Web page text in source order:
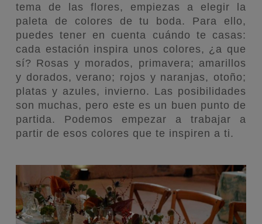
tema de las flores, empiezas a elegir la
paleta de colores de tu boda. Para ello,
puedes tener en cuenta cuándo te casas:
cada estación inspira unos colores, ¿a que
sí? Rosas y morados, primavera; amarillos
y dorados, verano; rojos y naranjas, otoño;
platas y azules, invierno. Las posibilidades
son muchas, pero este es un buen punto de
partida. Podemos empezar a trabajar a
partir de esos colores que te inspiren a ti.